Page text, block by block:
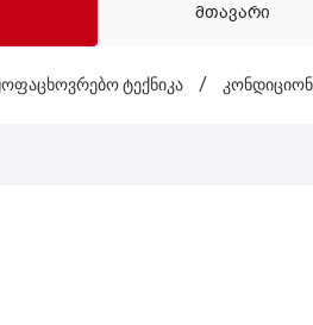
ᲛᲗᲐᲕᲐᲠᲘ
ტექნიკა /